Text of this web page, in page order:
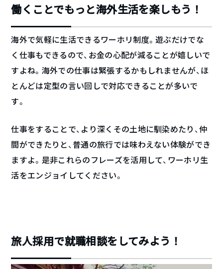
働くことでもっと海外生活を楽しもう！
海外で気軽に生活できるワーホリ制度。遊ぶだけでな
く仕事もできるので、お金の心配が減ることが嬉しいで
すよね。海外での仕事は緊張するかもしれませんが、ほ
とんどは定型の言い回しで対応できることが多いで
す。
仕事をすることで、より深くその土地に馴染めたり、仲
間ができたりと、普通の旅行では味わえない体験ができ
ますよ。是非これらのフレーズを活用して、ワーホリ生
活をエンジョイしてください。
旅人採用で就職相談をしてみよう！